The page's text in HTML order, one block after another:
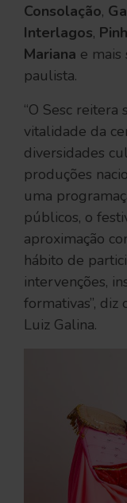
Consolação,
Interlagos,
Mariana e mais
paulista.
“O Sesc reitera
vitalidade da
diversidades
produções
uma
públicos, o
aproximação
hábito de
intervenções,
formativas”, diz
Luiz Galina.